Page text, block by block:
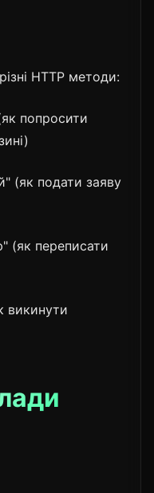
HTTP методи:
попросити
(як подати заяву
(як переписати
викинути